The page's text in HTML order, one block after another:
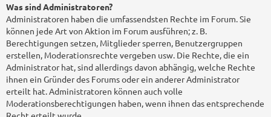
Was sind Administratoren?
Administratoren haben die umfassendsten Rechte im Forum. Sie
können jede Art von Aktion im Forum ausführen; z. B.
Berechtigungen setzen, Mitglieder sperren, Benutzergruppen
erstellen, Moderationsrechte vergeben usw. Die Rechte, die ein
Administrator hat, sind allerdings davon abhängig, welche Rechte
ihnen ein Gründer des Forums oder ein anderer Administrator
erteilt hat. Administratoren können auch volle
Moderationsberechtigungen haben, wenn ihnen das entsprechende